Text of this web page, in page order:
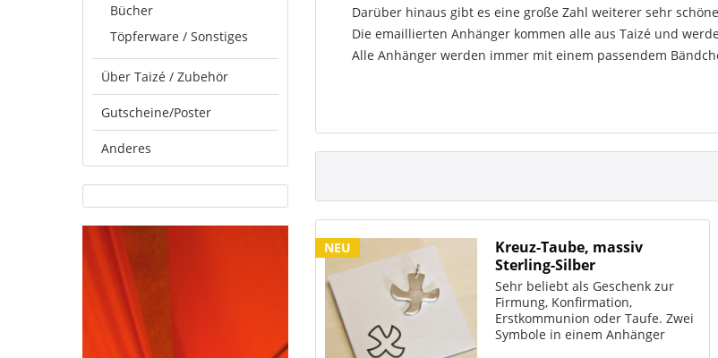
Bücher
Töpferware / Sonstiges
Über Taizé / Zubehör
Gutscheine/Poster
Anderes
Darüber hinaus gibt es eine große Zahl weiterer sehr
Die emaillierten Anhänger kommen alle aus Taizé und
Alle Anhänger werden immer mit einem passendem
NEU
Kreuz-Taube, massiv
Sterling-Silber
Sehr beliebt als Geschenk zur
Firmung, Konfirmation,
Erstkommunion oder Taufe. Zwei
Symbole in einem Anhänger